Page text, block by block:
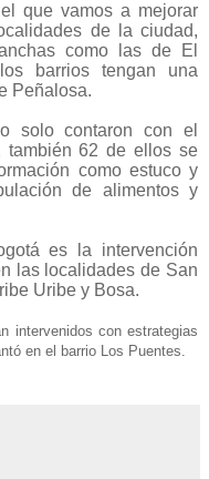
que vamos a mejorar
de la ciudad,
como las de El
barrios tengan una
Peñalosa.
solo contaron con el
también 62 de ellos se
como estuco y
de alimentos y
es la intervención
las localidades de San
Uribe y Bosa.
intervenidos con estrategias
en el barrio Los Puentes.